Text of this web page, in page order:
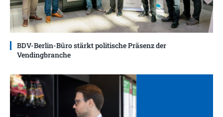
BDV-Berlin-Büro stärkt politische Präsenz der
Vendingbranche